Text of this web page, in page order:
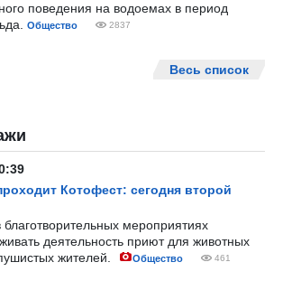
поведения на водоемах в период
Общество 2837
Весь список
Котофест: сегодня второй
благотворительных мероприятиях
деятельность приют для животных
жителей.
Общество 461